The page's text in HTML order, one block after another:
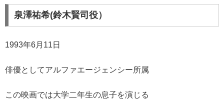
泉澤祐希(鈴木賢司役）
1993年6月11日
俳優としてアルファエージェンシー所属
この映画では大学二年生の息子を演じる